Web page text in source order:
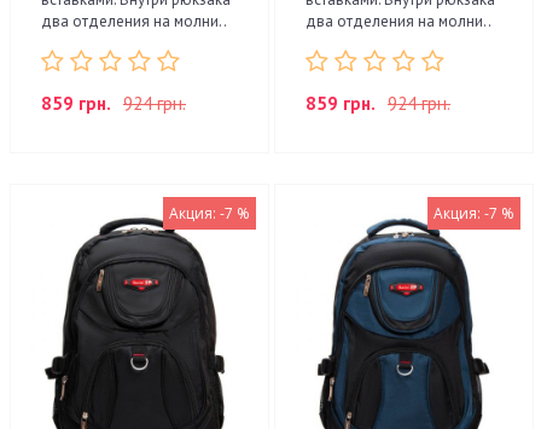
два отделения на молни..
859 грн. 924 грн.
два отделения на молни..
859 грн. 924 грн.
Акция: -7 % Акция: -7 %